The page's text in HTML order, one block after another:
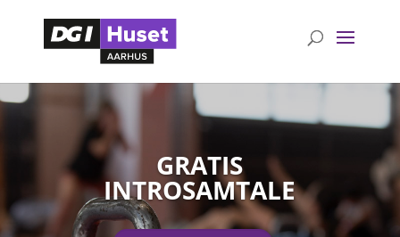
GRATIS
INTROSAMTALE